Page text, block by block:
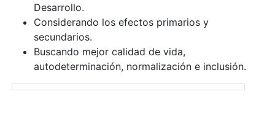
Desarrollo.
Considerando los efectos primarios y
secundarios.
Buscando mejor calidad de vida,
autodeterminación, normalización e inclusión.